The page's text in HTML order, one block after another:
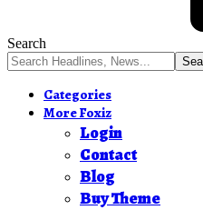
Search
Categories
More Foxiz
Login
Contact
Blog
Buy Theme